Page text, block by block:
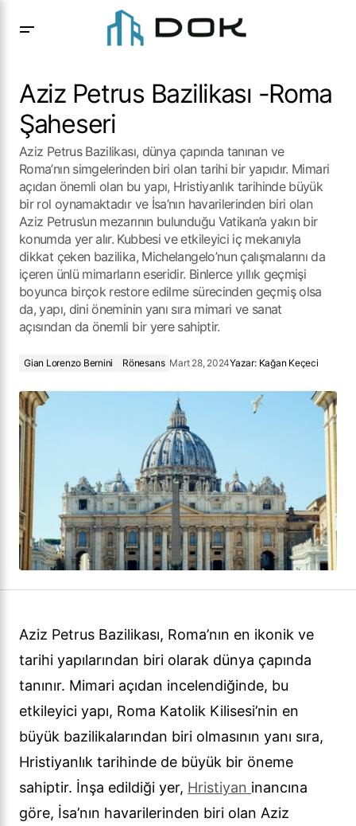
Aziz Petrus Bazilikası -Roma
Şaheseri
Aziz Petrus Bazilikası, dünya çapında tanınan ve
Roma’nın simgelerinden biri olan tarihi bir yapıdır. Mimari
açıdan önemli olan bu yapı, Hristiyanlık tarihinde büyük
bir rol oynamaktadır ve İsa’nın havarilerinden biri olan
Aziz Petrus’un mezarının bulunduğu Vatikan’a yakın bir
konumda yer alır. Kubbesi ve etkileyici iç mekanıyla
dikkat çeken bazilika, Michelangelo’nun çalışmalarını da
içeren ünlü mimarların eseridir. Binlerce yıllık geçmişi
boyunca birçok restore edilme sürecinden geçmiş olsa
da, yapı, dini öneminin yanı sıra mimari ve sanat
açısından da önemli bir yere sahiptir.
Gian Lorenzo Bernini Rönesans Mart 28, 2024Yazar: Kağan Keçeci
Aziz Petrus Bazilikası, Roma’nın en ikonik ve
tarihi yapılarından biri olarak dünya çapında
tanınır. Mimari açıdan incelendiğinde, bu
etkileyici yapı, Roma Katolik Kilisesi’nin en
büyük bazilikalarından biri olmasının yanı sıra,
Hristiyanlık tarihinde de büyük bir öneme
sahiptir. İnşa edildiği yer, Hristiyan inancına
göre, İsa’nın havarilerinden biri olan Aziz